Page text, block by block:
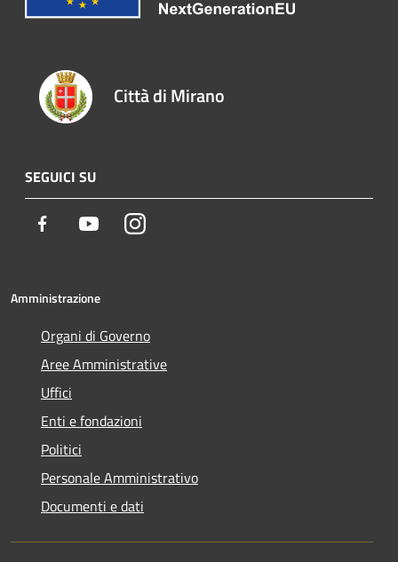
Città di Mirano
SEGUICI SU
Facebook YoutubeInstagram
Amministrazione
Organi di Governo
Aree Amministrative
Uffici
Enti e fondazioni
Politici
Personale Amministrativo
Documenti e dati